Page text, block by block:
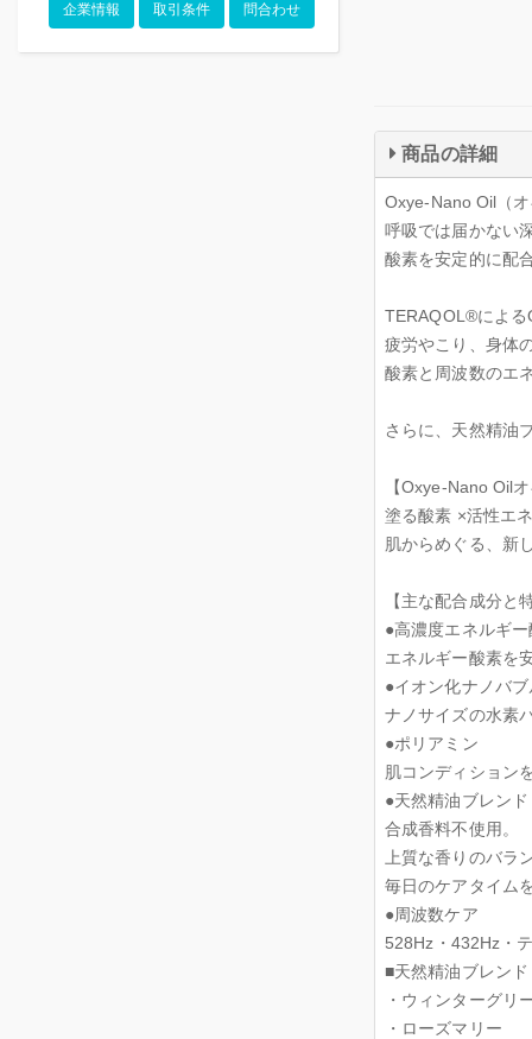
企業情報 取引条件 問合わせ
商品の詳細
Oxye-Nano Oil（
呼吸では届かない
酸素を安定的に配
TERAQOL®によ
疲労やこり、身体
酸素と周波数のエ
さらに、天然精油
【Oxye-Nano Oil
塗る酸素 ×活性エ
肌からめぐる、新
【主な配合成分と
●高濃度エネルギー
エネルギー酸素を
●イオン化ナノバ
ナノサイズの水素
●ポリアミン
肌コンディション
●天然精油ブレンド
合成香料不使用。
上質な香りのバラ
毎日のケアタイム
●周波数ケア
528Hz・432Hz・
■天然精油ブレン
・ウィンターグリ
・ローズマリー